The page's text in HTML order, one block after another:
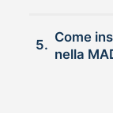
5.
Come
nella